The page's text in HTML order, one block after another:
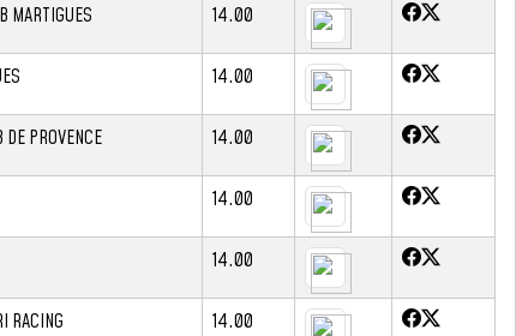
MARTIGUES 14.00
14.00
PROVENCE 14.00
14.00
14.00
RACING 14.00